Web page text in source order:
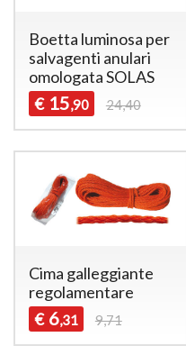
Boetta luminosa per
salvagenti anulari
omologata SOLAS
€ 15,90 24,40
Cima galleggiante
regolamentare
€ 6,31 9,71